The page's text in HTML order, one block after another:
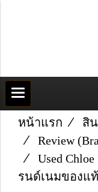
หน้าแรก
สิ
Review
Used
รนด์เนมของแ